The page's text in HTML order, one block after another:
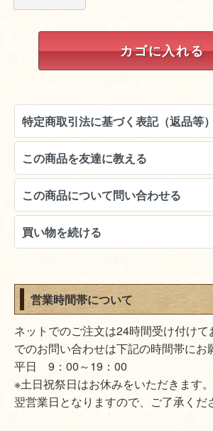
カゴに入れる
特定商取引法に基づく表記（返品等）
この商品を友達に教える
この商品について問い合わせる
買い物を続ける
営業時間帯について
ネットでのご注文は24時間受け付け
でのお問い合わせは下記の時間帯にお
平日 9：00～19：00
※土日祝祭日はお休みをいただきます
翌営業日となりますので、ご了承くだ